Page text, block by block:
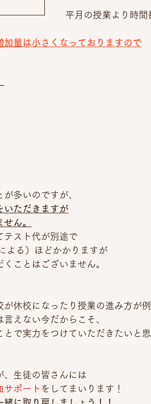
平月の授業より時
加量は小さくなっておりますので
多いのですが、
いただきますが
ん。
テスト代が別途で
よる）ほどかかりますが
ことはございません。
休校になったり授業の進み方が例
えない今だからこそ、
で実力をつけていただきたいと思
、生徒の皆さんには
サポート をしてまいります！